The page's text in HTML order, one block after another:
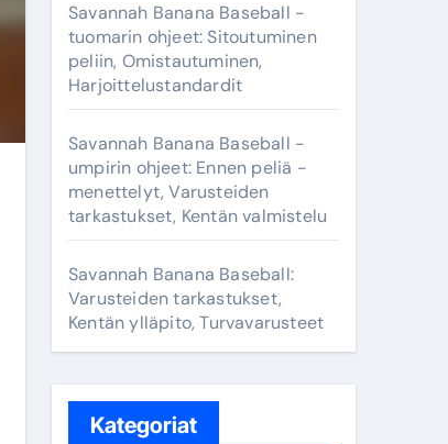
Savannah Banana Baseball -
tuomarin ohjeet: Sitoutuminen
peliin, Omistautuminen,
Harjoittelustandardit
Savannah Banana Baseball -
umpirin ohjeet: Ennen peliä -
menettelyt, Varusteiden
tarkastukset, Kentän valmistelu
Savannah Banana Baseball:
Varusteiden tarkastukset,
Kentän ylläpito, Turvavarusteet
Kategoriat